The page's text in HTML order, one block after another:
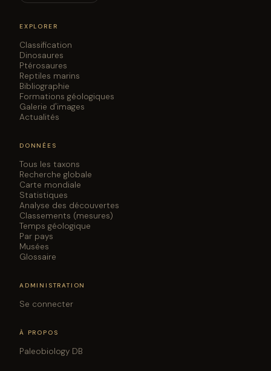
EXPLORER
Classification
Dinosaures
Ptérosaures
Reptiles marins
Bibliographie
Formations géologiques
Galerie d'images
Actualités
DONNÉES
Tous les taxons
Recherche globale
Carte mondiale
Statistiques
Analyse des découvertes
Classements (mesures)
Temps géologique
Par pays
Musées
Glossaire
ADMINISTRATION
Se connecter
À PROPOS
Paleobiology DB